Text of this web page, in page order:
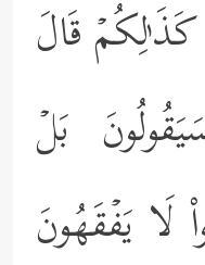
كَذَ ٰ⁠لِكُمۡ قَالَ
بَلۡ
لَا یَفۡقَهُونَ